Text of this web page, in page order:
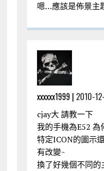
嗯…應該是佈景主
xxxxxx1999 | 2010-
cjay大 請教一下
我的手機為E52
特定ICON的圖示
有改變~
換了好幾個不同的